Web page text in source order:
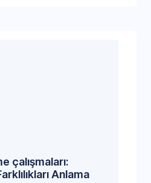
çalışmaları:
Anlama